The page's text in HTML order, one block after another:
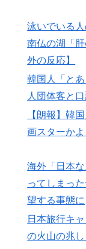
泳いでいる
南仏の湖「
外の反応】
韓国人「と
人団体客と
【朗報】韓
画スターかよ
海外「日本
ってしまっ
望する事態に
日本旅行キ
の火山の兆